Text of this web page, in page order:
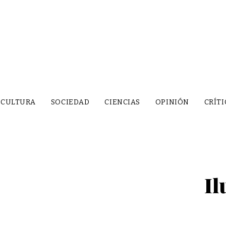
CULTURA SOCIEDAD CIENCIAS OPINIÓN